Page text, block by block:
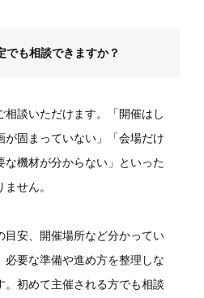
でも相談できますか？
相談いただけます。「開催はし
が固まっていない」「会場だけ
な機材が分からない」といった
せん。
目安、開催場所など分かってい
必要な準備や進め方を整理しな
。初めて主催される方でも相談